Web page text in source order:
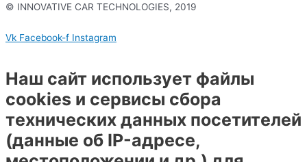
© INNOVATIVE CAR TECHNOLOGIES, 2019
Vk Facebook-f Instagram
Наш сайт использует файлы
cookies и сервисы сбора
технических данных посетителей
(данные об IP-адресе,